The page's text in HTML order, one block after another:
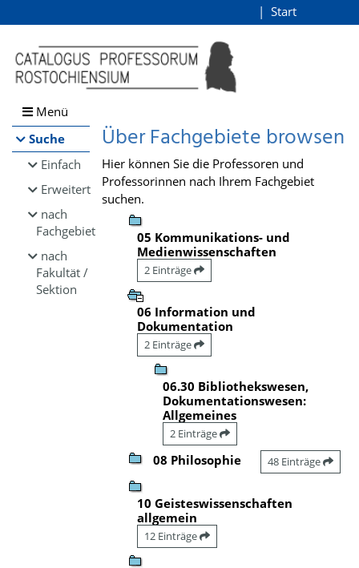
Browsen
direkt zum Inhalt
Start
Menü
Suche
Einfach
Erweitert
nach
Fachgebiet
nach
Fakultät /
Sektion
Über Fachgebiete browsen
Hier können Sie die Professoren und
Professorinnen nach Ihrem Fachgebiet
suchen.
05 Kommunikations- und
Medienwissenschaften
2 Einträge
06 Information und
Dokumentation
2 Einträge
06.30 Bibliothekswesen,
Dokumentationswesen:
Allgemeines
2 Einträge
08 Philosophie 48 Einträge
10 Geisteswissenschaften
allgemein
12 Einträge